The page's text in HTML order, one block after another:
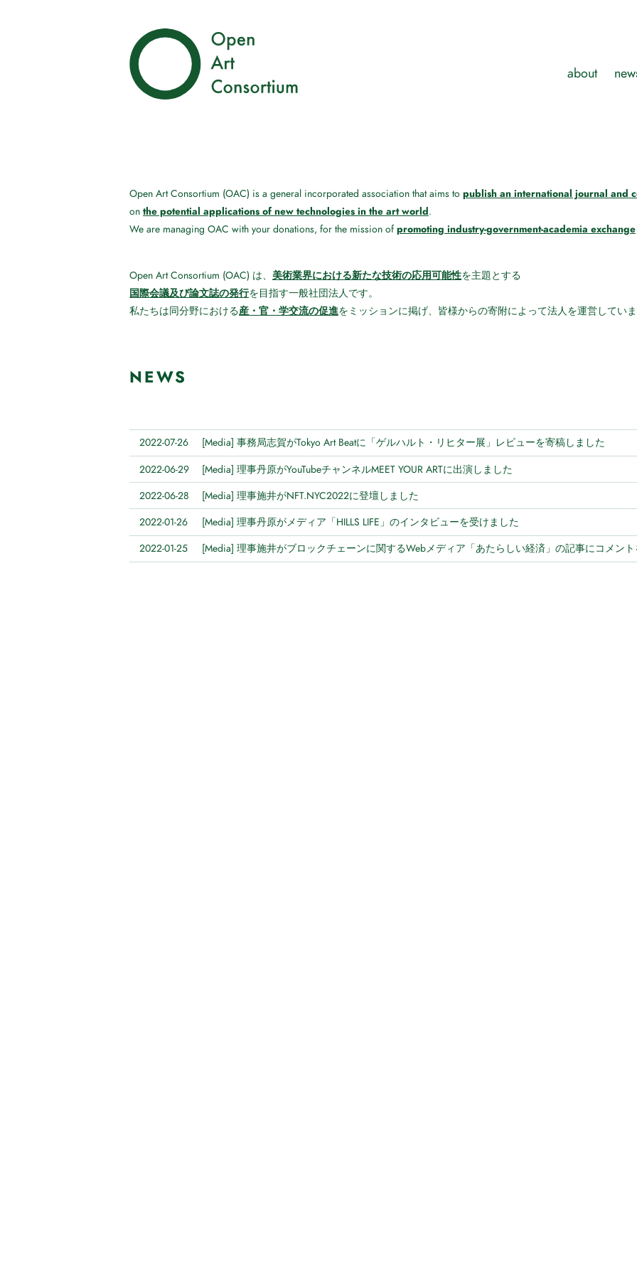
about
Open Art Consortium (OAC) is a general incorporated association that aims to publish an international journal and
on the potential applications of new technologies in the art world.
We are managing OAC with your donations, for the mission of promoting industry-government-academia exchange
Open Art Consortium (OAC) は、 美術業界における新たな技術の応用可能性を主題とする
国際会議及び論文誌の発行を目指す一般社団法人です。
私たちは同分野における産・官・学交流の促進をミッションに掲げ、皆様からの寄附によって法人を運営していま
NEWS
2022-07-26
[Media] 事務局志賀がTokyo Art Beatに「ゲルハルト・リヒター展」レビューを寄稿しました
2022-06-29
[Media] 理事丹原がYouTubeチャンネルMEET YOUR ARTに出演しました
2022-06-28
[Media] 理事施井がNFT.NYC2022に登壇しました
2022-01-26
[Media] 理事丹原がメディア「HILLS LIFE」のインタビューを受けました
2022-01-25
[Media] 理事施井がブロックチェーンに関するWebメディア「あたらしい経済」の記事にコメン